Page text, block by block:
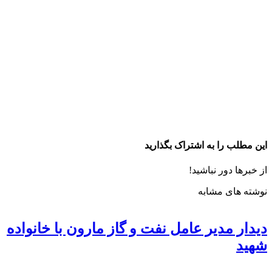
این مطلب را به اشتراک بگذارید
از خبرها دور نباشید!
نوشته های مشابه
دیدار مدیر عامل نفت و گاز مارون با خانواده
شهید